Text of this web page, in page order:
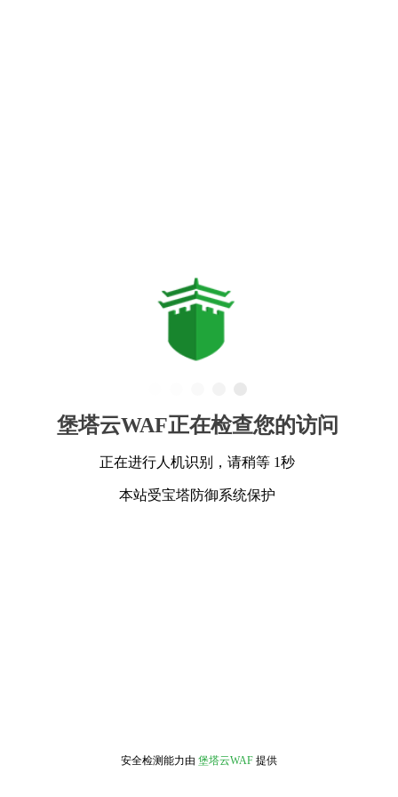
堡塔云WAF正在检查您的访问
正在进行人机识别，请稍等 1秒
本站受宝塔防御系统保护
安全检测能力由 堡塔云WAF 提供